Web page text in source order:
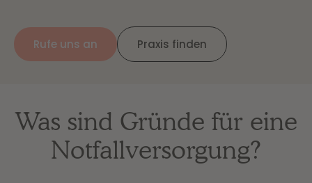
Rufe uns an Praxis finden
Was sind Gründe für eine
Notfallversorgung?